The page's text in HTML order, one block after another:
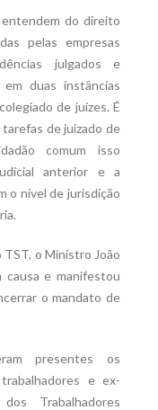
do direito
pelas empresas
julgados e
duas instâncias
de juízes. É
de juizado de
comum isso
anterior e a
o nível de jurisdição
o Ministro João
causa e manifestou
o mandato de
presentes os
e ex-
Trabalhadores